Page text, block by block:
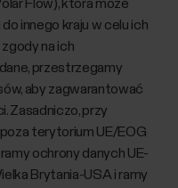
Flow), która może
innego kraju w celu ich
na ich
przestrzegamy
aby zagwarantować
Zasadniczo, przy
terytorium UE/EOG
ochrony danych UE-
Brytania-USA i ramy